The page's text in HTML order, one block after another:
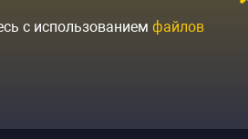
Политика конфиденциальности
с использованием файлов